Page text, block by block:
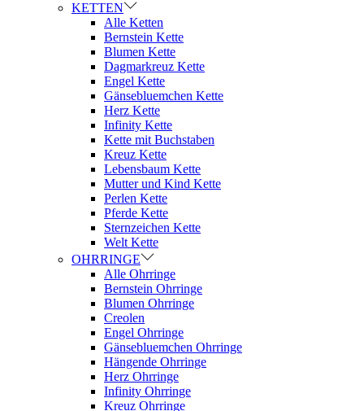
KETTEN
Alle Ketten
Bernstein Kette
Blumen Kette
Dagmarkreuz Kette
Engel Kette
Gänsebluemchen Kette
Herz Kette
Infinity Kette
Kette mit Buchstaben
Kreuz Kette
Lebensbaum Kette
Mutter und Kind Kette
Perlen Kette
Pferde Kette
Sternzeichen Kette
Welt Kette
OHRRINGE
Alle Ohrringe
Bernstein Ohrringe
Blumen Ohrringe
Creolen
Engel Ohrringe
Gänsebluemchen Ohrringe
Hängende Ohrringe
Herz Ohrringe
Infinity Ohrringe
Kreuz Ohrringe